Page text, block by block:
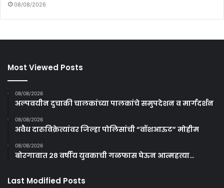
08/08/2026
Most Viewed Posts
08/08/2026
अल्पवयीन दुचाकी चालकांच्या पालकांचे समुपदेशन व मार्गदर्शन
08/08/2026
अवैध दारुविक्रेत्यांवर जिल्हा पोलिसांची “वॉशआऊट” मोहीम
08/08/2026
बोरगावात २८ वर्षीय युवकाची गळफास घेऊन आत्महत्या…
Last Modified Posts